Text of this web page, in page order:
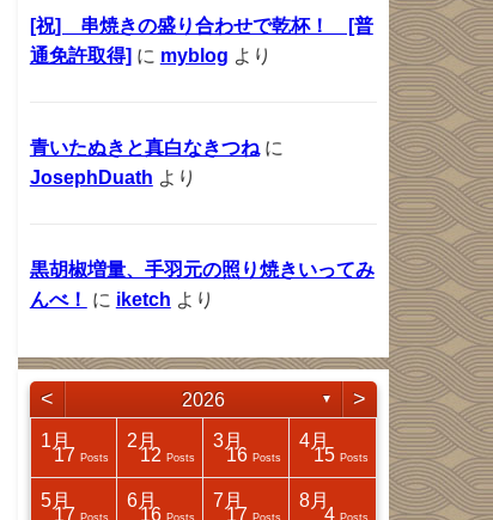
[祝] 串焼きの盛り合わせで乾杯！ [普
通免許取得] に myblog より
青いたぬきと真白なきつねに
JosephDuath より
黒胡椒増量、手羽元の照り焼きいってみ
んべ！
に iketch より
< 2026 ▼ >
1月
17 Posts
2月
12 Posts
3月
16 Posts
4月
15 Posts
5月
17 Posts
6月
16 Posts
7月
17 Posts
8月
4 Posts